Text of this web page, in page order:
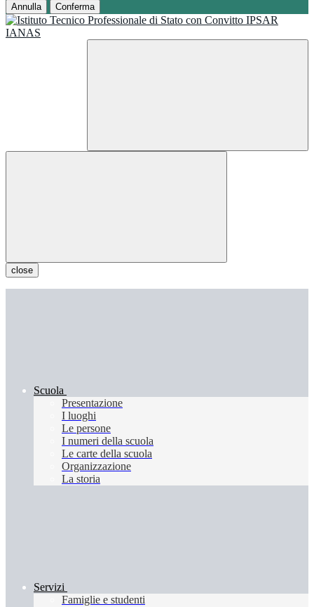
Annulla Conferma
close
Scuola
Presentazione
I luoghi
Le persone
I numeri della scuola
Le carte della scuola
Organizzazione
La storia
Servizi
Famiglie e studenti